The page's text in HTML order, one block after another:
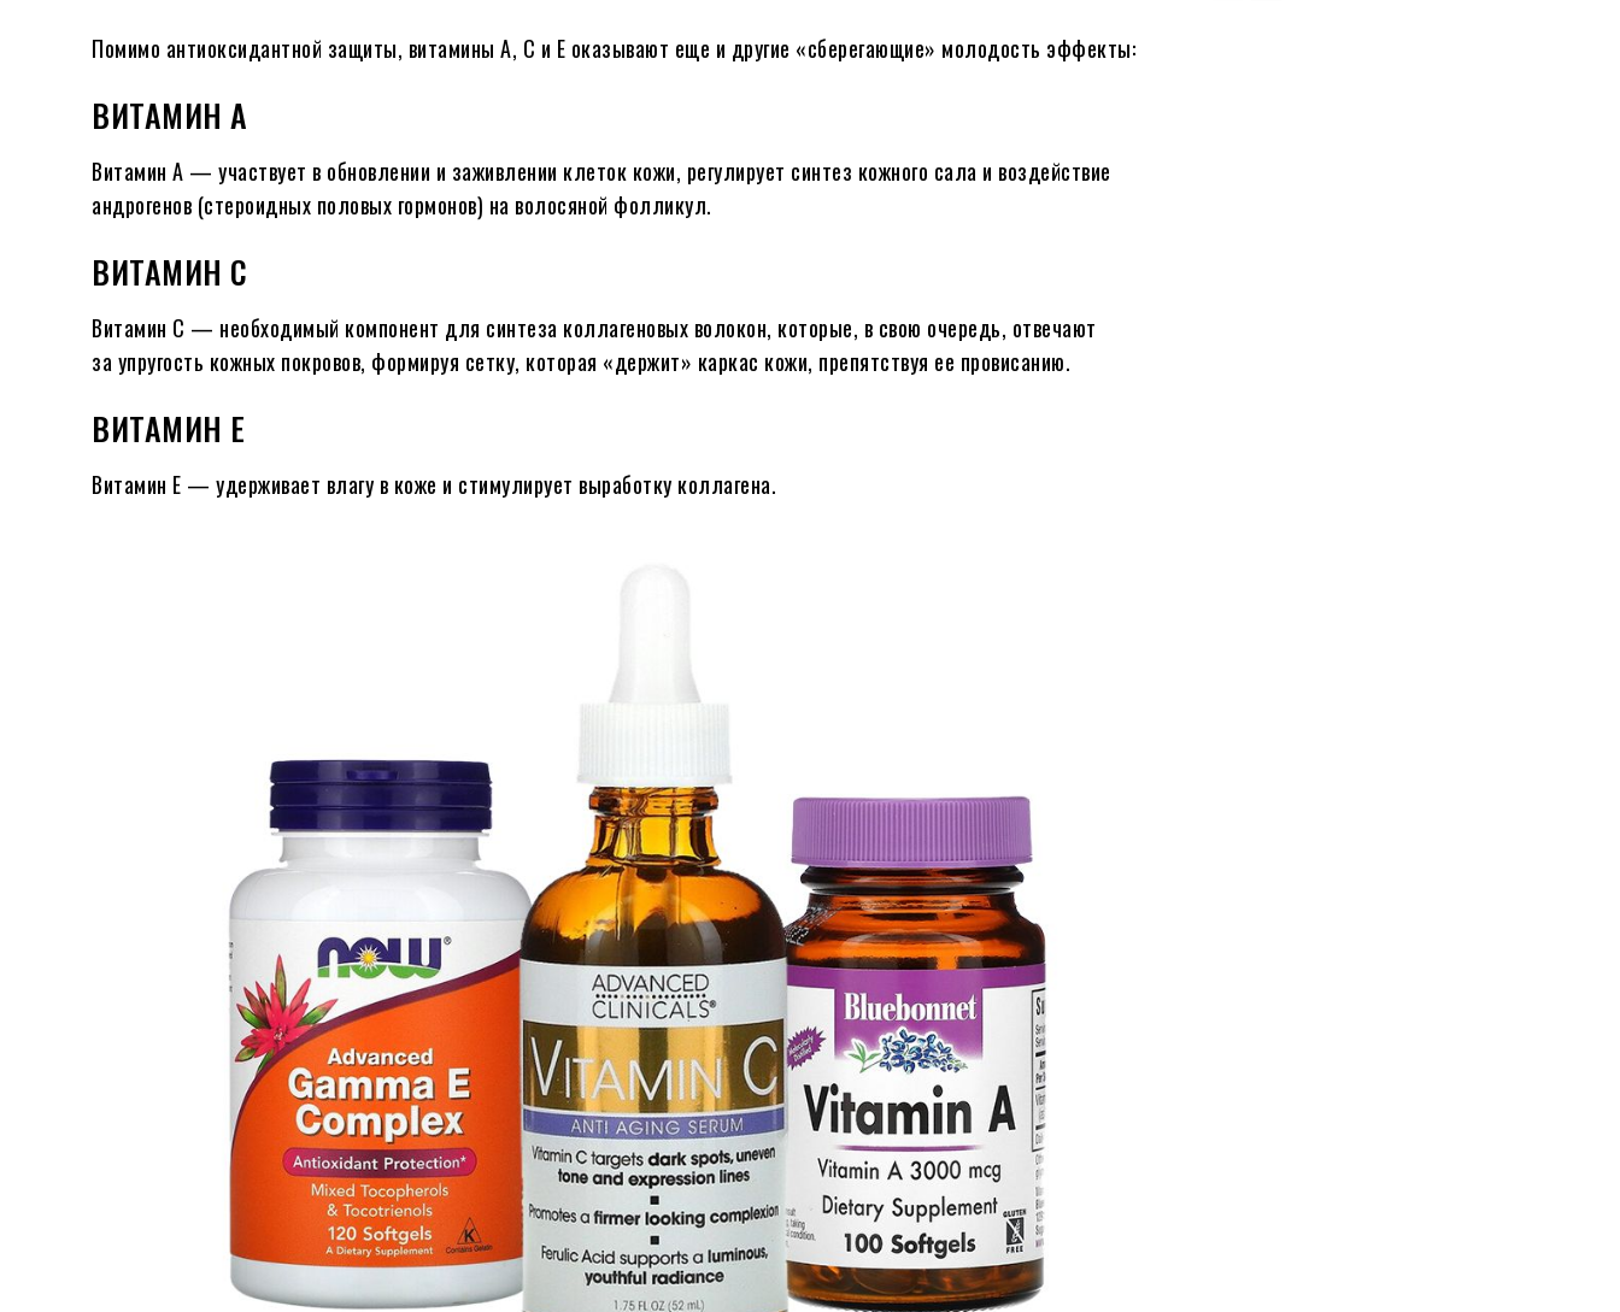
Помимо антиоксидантной защиты, витамины А, С и Е оказывают еще и другие «сберегающие» молодость эффекты:
ВИТАМИН А
Витамин А — участвует в обновлении и заживлении клеток кожи, регулирует синтез кожного сала и воздействие
андрогенов (стероидных половых гормонов) на волосяной фолликул.
ВИТАМИН С
Витамин С — необходимый компонент для синтеза коллагеновых волокон, которые, в свою очередь, отвечают
за упругость кожных покровов, формируя сетку, которая «держит» каркас кожи, препятствуя ее провисанию.
ВИТАМИН Е
Витамин Е — удерживает влагу в коже и стимулирует выработку коллагена.